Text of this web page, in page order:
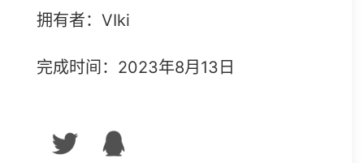
拥有者：VIki
完成时间：2023年8月13日